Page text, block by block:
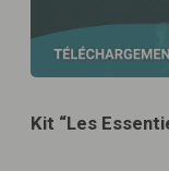
Kit “Les